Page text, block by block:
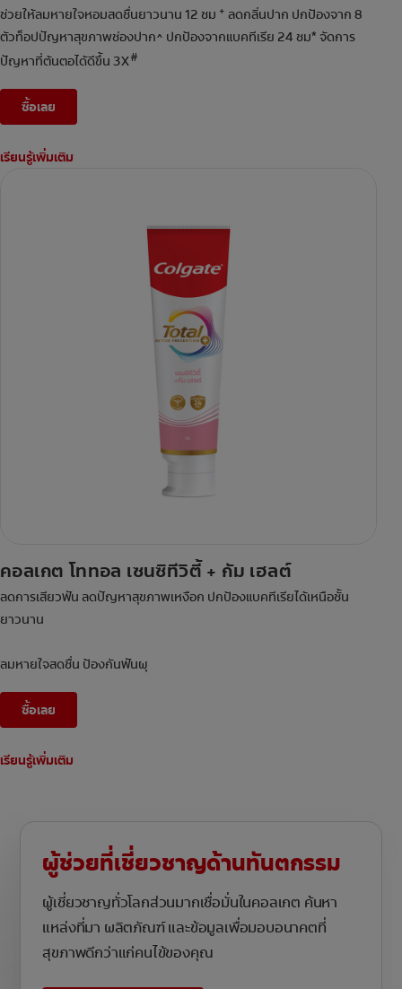
ช่วยให้ลมหายใจหอมสดชื่นยาวนาน 12 ชม + ลดกลิ่นปาก ปกป้องจาก 8
ตัวท็อปปัญหาสุขภาพช่องปาก^ ปกป้องจากแบคทีเรีย 24 ชม* จัดการ
ปัญหาที่ต้นตอได้ดีขึ้น 3X#
ซื้อเลย
เรียนรู้เพิ่มเติม
คอลเกต โททอล เซนซิทีวิตี้ + กัม เฮลต์
ลดการเสียวฟัน ลดปัญหาสุขภาพเหงือก ปกป้องแบคทีเรียได้เหนือชั้น
ยาวนาน
ลมหายใจสดชื่น ป้องกันฟันผุ
ซื้อเลย
เรียนรู้เพิ่มเติม
ผู้ช่วยที่เชี่ยวชาญด้านทันตกรรม
ผู้เชี่ยวชาญทั่วโลกส่วนมากเชื่อมั่นในคอลเกต ค้นหา
แหล่งที่มา ผลิตภัณฑ์ และข้อมูลเพื่อมอบอนาคตที่
สุขภาพดีกว่าแก่คนไข้ของคุณ